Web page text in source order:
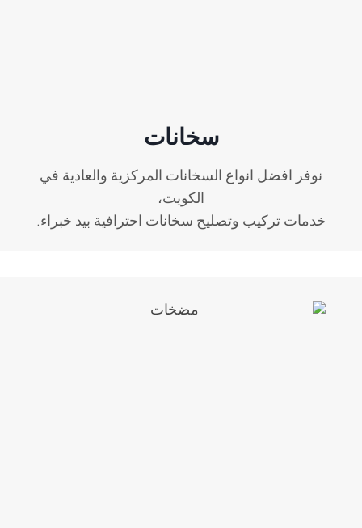
سخانات
نوفر افضل انواع السخانات المركزية والعادية في
الكويت،
خدمات تركيب وتصليح سخانات احترافية بيد خبراء.